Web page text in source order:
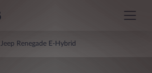
Jeep Renegade E-Hybrid